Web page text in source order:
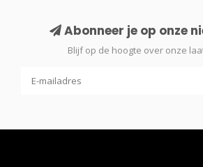
Abonneer je op onze
Blijf op de hoogte over onze